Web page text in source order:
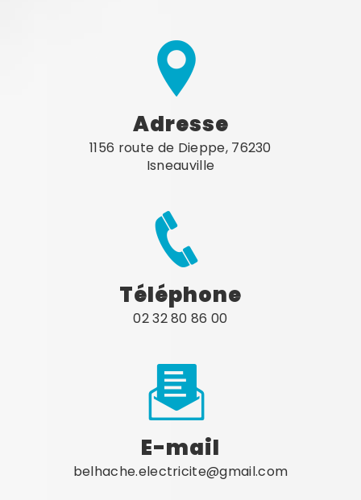
Adresse
1156 route de Dieppe, 76230
Isneauville
Téléphone
02 32 80 86 00
E-mail
belhache.electricite@gmail.com